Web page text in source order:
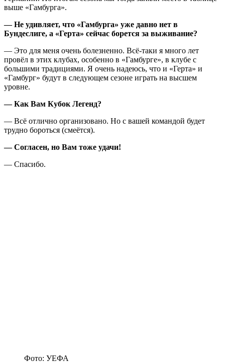
выше «Гамбурга».
— Не удивляет, что «Гамбурга» уже давно нет в
Бундеслиге, а «Герта» сейчас борется за выживание?
— Это для меня очень болезненно. Всё-таки я много лет
провёл в этих клубах, особенно в «Гамбурге», в клубе с
большими традициями. Я очень надеюсь, что и «Герта» и
«Гамбург» будут в следующем сезоне играть на высшем
уровне.
— Как Вам Кубок Легенд?
— Всё отлично организовано. Но с вашей командой будет
трудно бороться (смеётся).
— Согласен, но Вам тоже удачи!
— Спасибо.
Фото: УЕФА